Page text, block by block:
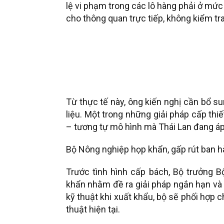
lệ vi phạm trong các lô hàng phải ở
cho thông quan trực tiếp, không kiểm
Từ thực tế này, ông kiến nghị cần bổ
liệu. Một trong những giải pháp cấp
– tương tự mô hình mà Thái Lan đang
Bộ Nông nghiệp họp khẩn, gấp rút ban
Trước tình hình cấp bách, Bộ trưởng
khẩn nhằm đề ra giải pháp ngắn hạn
kỹ thuật khi xuất khẩu, bộ sẽ phối hợp
thuật hiện tại.